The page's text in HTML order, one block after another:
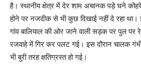
है। स्थानीय क्षेत्र में देर शाम अचानक पड़े घने
होने पर नजदीक से भी कुछ दिखाई नहीं दे रहा था।
गांव बालियाल की ओर जाने वाली सड़क पर पुल पर
रजवाहे में गिर कर पलट गई। इस दौरान चालक
भी बुरी तरह क्षतिग्रस्त हो गई।